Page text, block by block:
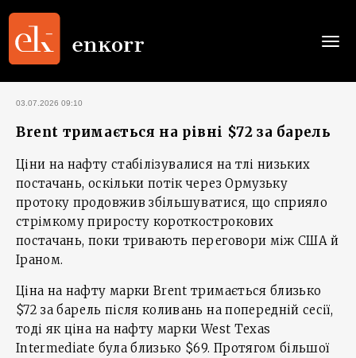
03.07.2026 09:10
Brent тримається на рівні $72 за барель
Ціни на нафту стабілізувалися на тлі низьких
постачань, оскільки потік через Ормузьку
протоку продовжив збільшуватися, що сприяло
стрімкому приросту короткострокових
постачань, поки тривають переговори між США й
Іраном.
Ціна на нафту марки Brent тримається близько
$72 за барель після коливань на попередній сесії,
тоді як ціна на нафту марки West Texas
Intermediate була близько $69. Протягом більшої